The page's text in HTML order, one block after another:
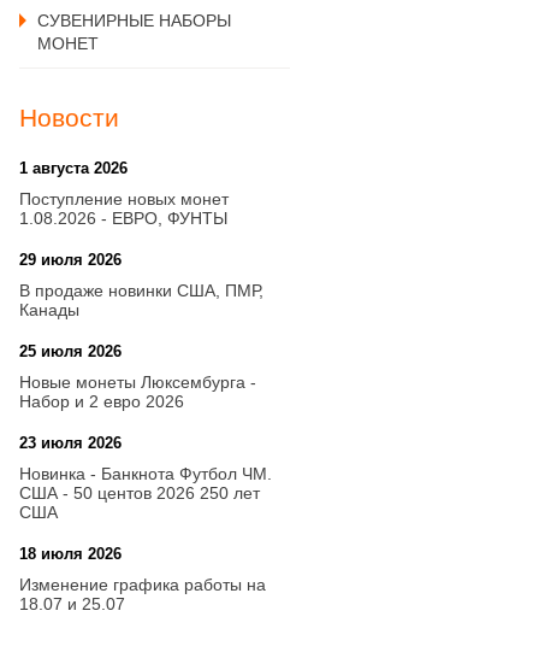
СУВЕНИРНЫЕ НАБОРЫ
МОНЕТ
Новости
1 августа 2026
Поступление новых монет
1.08.2026 - ЕВРО, ФУНТЫ
29 июля 2026
В продаже новинки США, ПМР,
Канады
25 июля 2026
Новые монеты Люксембурга -
Набор и 2 евро 2026
23 июля 2026
Новинка - Банкнота Футбол ЧМ.
США - 50 центов 2026 250 лет
США
18 июля 2026
Изменение графика работы на
18.07 и 25.07